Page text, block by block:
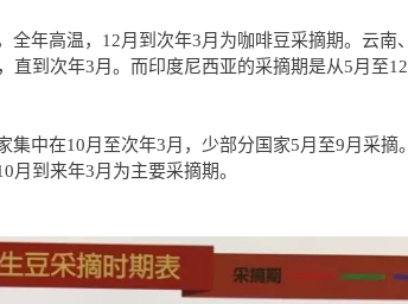
年高温，12月到次年3月为咖啡豆采摘期。云南、
直到次年3月。而印度尼西亚的采摘期是从5月至12
中在10月至次年3月，少部分国家5月至9月采摘。
月到来年3月为主要采摘期。